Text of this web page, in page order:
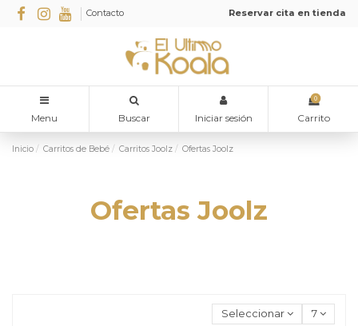
Contacto Reservar cita en tienda
Menu Buscar Iniciar sesión
0
Carrito
Inicio Carritos de Bebé Carritos Joolz Ofertas Joolz
Ofertas Joolz
Seleccionar 7